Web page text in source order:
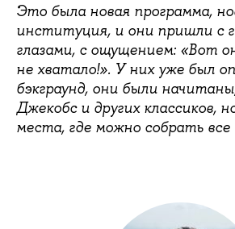
Это была новая программа,
институция, и они пришли с
глазами, с ощущением: «Вот
не хватало!». У них уже был
бэкграунд, они были
Джекобс и других классиков,
места, где можно собрать все